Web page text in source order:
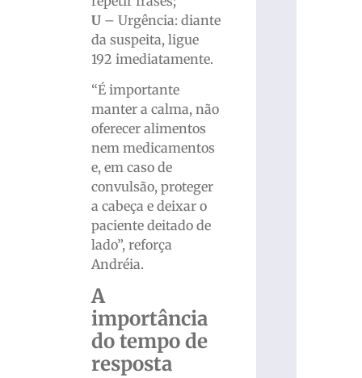
U – Urgência: diante
da suspeita, ligue
192 imediatamente.
“É importante
manter a calma, não
oferecer alimentos
nem medicamentos
e, em caso de
convulsão, proteger
a cabeça e deixar o
paciente deitado de
lado”, reforça
Andréia.
A
importância
do tempo de
resposta